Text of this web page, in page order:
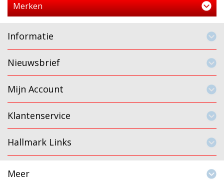
Merken
Informatie
Nieuwsbrief
Mijn Account
Klantenservice
Hallmark Links
Meer